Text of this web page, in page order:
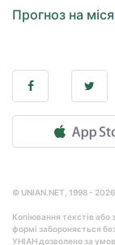
Прогноз на
© UNIAN.NET, 1998 -
Копіювання текстів
формі забороняється
УНІАН дозволено за